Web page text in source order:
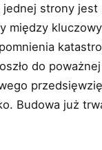
strony
między
do
Budowa już